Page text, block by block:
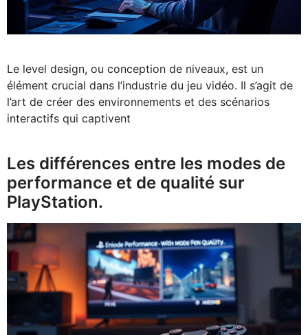
Le level design, ou conception de niveaux, est un
élément crucial dans l’industrie du jeu vidéo. Il s’agit de
l’art de créer des environnements et des scénarios
interactifs qui captivent
Les différences entre les modes de
performance et de qualité sur
PlayStation.